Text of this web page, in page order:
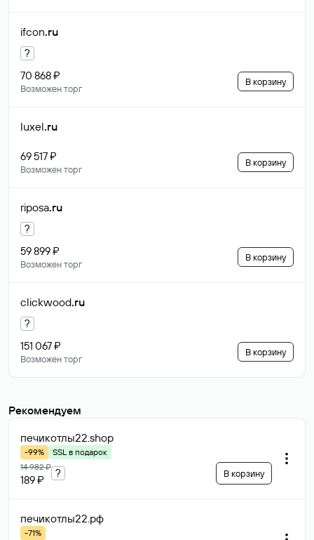
ifcon.ru
?
70 868 ₽
Возможен торг
В корзину
luxel.ru
69 517 ₽
Возможен торг
В корзину
riposa.ru
?
59 899 ₽
Возможен торг
В корзину
clickwood.ru
?
151 067 ₽
Возможен торг
В корзину
Рекомендуем
печикотлы22.shop
-99%
SSL в подарок
14 982 ₽
189 ₽
? В корзину
печикотлы22.рф
-71%